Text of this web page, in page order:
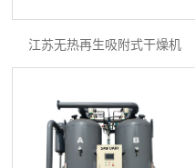
江苏无热再生吸附式干燥机